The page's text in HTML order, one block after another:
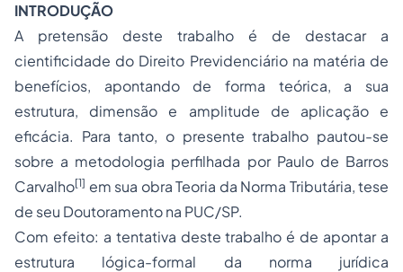
INTRODUÇÃO
A pretensão deste trabalho é de destacar a
cientificidade do Direito Previdenciário na matéria de
benefícios, apontando de forma teórica, a sua
estrutura, dimensão e amplitude de aplicação e
eficácia. Para tanto, o presente trabalho pautou-se
sobre a metodologia perfilhada por Paulo de Barros
Carvalho[1] em sua obra Teoria da Norma Tributária, tese
de seu Doutoramento na PUC/SP.
Com efeito: a tentativa deste trabalho é de apontar a
estrutura lógica-formal da norma jurídica